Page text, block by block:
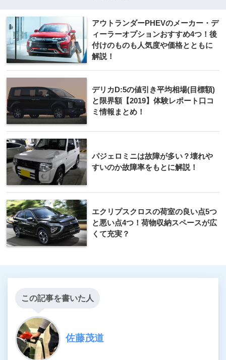
アウトランダーPHEVのメーカー・デ
ィーラーオプションおすすめ4つ！後
付けのものも人気度や価格とともに
解説！
デリカD:5の値引き平均相場(目標額)
と限界額【2019】体験レポート口コ
ミ情報まとめ！
パジェロミニは故障が多い？壊れや
すいのか故障率をもとに解説！
エクリプスクロスの荷室の良い点5つ
と悪い点4つ！荷物収納スペースが広
くて充実？
この記事を書いた人
佐藤茂道